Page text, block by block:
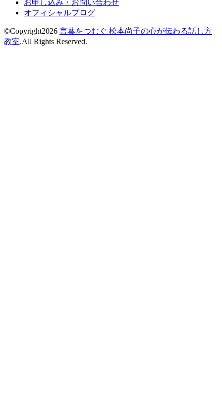
お申し込み・お問い合わせ
オフィシャルブログ
©Copyright2026 言葉をつむぐ 松本尚子の心が伝わる話し方
教室.All Rights Reserved.